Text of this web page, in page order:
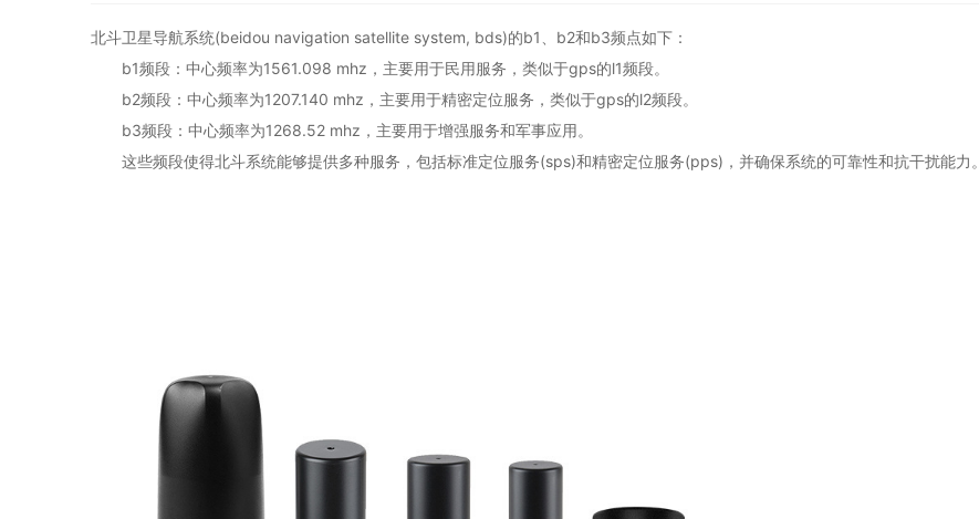
北斗卫星导航系统(beidou navigation satellite system, bds)的b1、b2和b3频点如下：
b1频段：中心频率为1561.098 mhz，主要用于民用服务，类似于gps的l1频段。
b2频段：中心频率为1207.140 mhz，主要用于精密定位服务，类似于gps的l2频段。
b3频段：中心频率为1268.52 mhz，主要用于增强服务和军事应用。
这些频段使得北斗系统能够提供多种服务，包括标准定位服务(sps)和精密定位服务(pps)，并确保系统的可靠性和抗干扰能力。